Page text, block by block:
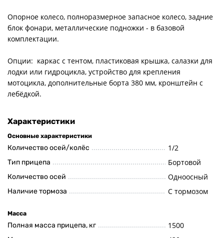
Опорное колесо, полноразмерное запасное колесо, задние
блок фонари, металлические подножки - в базовой
комплектации.
Опции: каркас с тентом, пластиковая крышка, салазки для
лодки или гидроцикла, устройство для крепления
мотоцикла, дополнительные борта 380 мм, кронштейн с
лебёдкой.
Характеристики
Основные характеристики
Количество осей/колёс 1/2
Тип прицепа Бортовой
Количество осей Одноосный
Наличие тормоза С тормозом
Масса
Полная масса прицепа, кг 1500